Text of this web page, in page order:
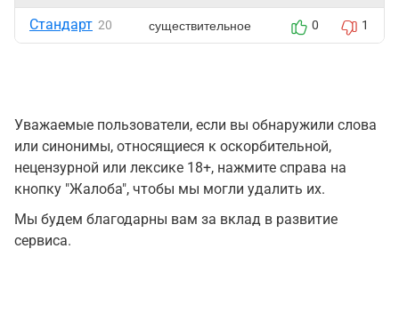
Стандарт 20 существительное 0 1
Уважаемые пользователи, если вы обнаружили слова
или синонимы, относящиеся к оскорбительной,
нецензурной или лексике 18+, нажмите справа на
кнопку "Жалоба", чтобы мы могли удалить их.
Мы будем благодарны вам за вклад в развитие
сервиса.